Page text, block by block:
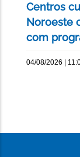
Centros
Noroeste
com
04/08/2026 |